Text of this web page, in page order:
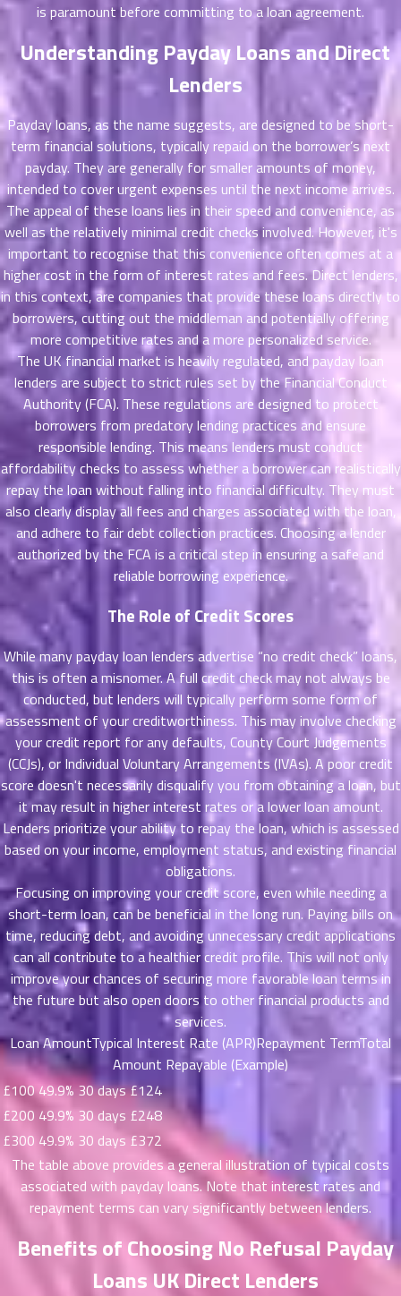
is paramount before committing to a loan agreement.
Understanding Payday Loans and Direct
Lenders
Payday loans, as the name suggests, are designed to be short-
term financial solutions, typically repaid on the borrower’s next
payday. They are generally for smaller amounts of money,
intended to cover urgent expenses until the next income arrives.
The appeal of these loans lies in their speed and convenience, as
well as the relatively minimal credit checks involved. However, it's
important to recognise that this convenience often comes at a
higher cost in the form of interest rates and fees. Direct lenders,
in this context, are companies that provide these loans directly to
borrowers, cutting out the middleman and potentially offering
more competitive rates and a more personalized service.
The UK financial market is heavily regulated, and payday loan
lenders are subject to strict rules set by the Financial Conduct
Authority (FCA). These regulations are designed to protect
borrowers from predatory lending practices and ensure
responsible lending. This means lenders must conduct
affordability checks to assess whether a borrower can realistically
repay the loan without falling into financial difficulty. They must
also clearly display all fees and charges associated with the loan,
and adhere to fair debt collection practices. Choosing a lender
authorized by the FCA is a critical step in ensuring a safe and
reliable borrowing experience.
The Role of Credit Scores
While many payday loan lenders advertise “no credit check” loans,
this is often a misnomer. A full credit check may not always be
conducted, but lenders will typically perform some form of
assessment of your creditworthiness. This may involve checking
your credit report for any defaults, County Court Judgements
(CCJs), or Individual Voluntary Arrangements (IVAs). A poor credit
score doesn't necessarily disqualify you from obtaining a loan, but
it may result in higher interest rates or a lower loan amount.
Lenders prioritize your ability to repay the loan, which is assessed
based on your income, employment status, and existing financial
obligations.
Focusing on improving your credit score, even while needing a
short-term loan, can be beneficial in the long run. Paying bills on
time, reducing debt, and avoiding unnecessary credit applications
can all contribute to a healthier credit profile. This will not only
improve your chances of securing more favorable loan terms in
the future but also open doors to other financial products and
services.
Loan AmountTypical Interest Rate (APR)Repayment TermTotal
Amount Repayable (Example)
£100 49.9%30 days£124
£200 49.9% 30 days £248
£300 49.9% 30 days £372
The table above provides a general illustration of typical costs
associated with payday loans. Note that interest rates and
repayment terms can vary significantly between lenders.
Benefits of Choosing No Refusal Payday
Loans UK Direct Lenders
ตอน
20
ตอน
ที่
ม
21
ตอน
ที่
ม
22
ตอน
ที่
ม
23
ตอน
ที่
ม
24
ตอน
25
ตอน
ที่
ม
26
ตอน
27
ตอน
ที่
ม
28
ตอน
ที่
ม
29
ตอน
ที่
ม
30
ที่
ม
31
ตอน
ที่
ม
32
ตอน
ที่
33
ตอน
ที่
34
ตอน
35